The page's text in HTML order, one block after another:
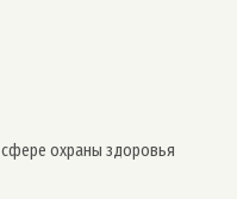
охраны здоровья